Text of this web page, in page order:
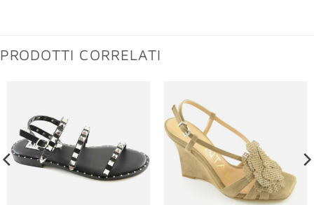
PRODOTTI CORRELATI